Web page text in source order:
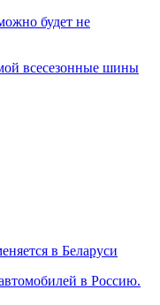
будет не
всесезонные шины
в Беларуси
в Россию.